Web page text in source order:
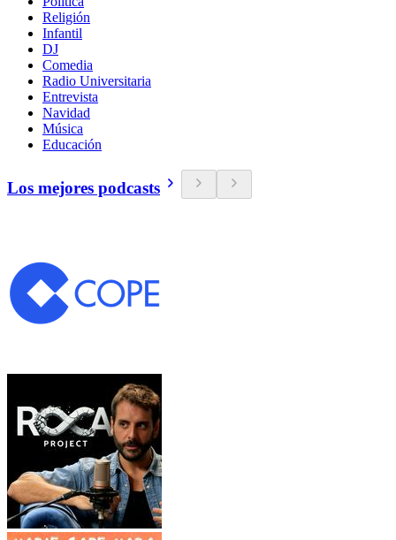
Religión
Infantil
DJ
Comedia
Radio Universitaria
Entrevista
Navidad
Música
Educación
Los mejores podcasts